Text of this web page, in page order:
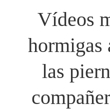
Vídeos
hormigas
las